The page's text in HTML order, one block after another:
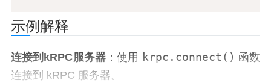
示例解释
连接到kRPC服务器 ：使用 krpc.connect() 函数
连接到 kRPC 服务器。